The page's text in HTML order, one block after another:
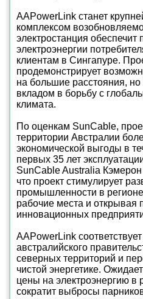
AAPowerLink станет
комплексом
электростанция обеспечит
электроэнергии
клиентам в Сингапуре.
продемонстрирует
на большие расстояния, но
вкладом в борьбу с
климата.
По оценкам SunCable,
территории Австралии
экономической выгоды в
первых 35 лет
SunCable Australia Кэмерон
что проект стимулирует
промышленности в
рабочие места и открывая
инновационных
AAPowerLink соответствует
австралийского
северных территорий и
чистой энергетике.
цены на электроэнергию в
сократит выбросы